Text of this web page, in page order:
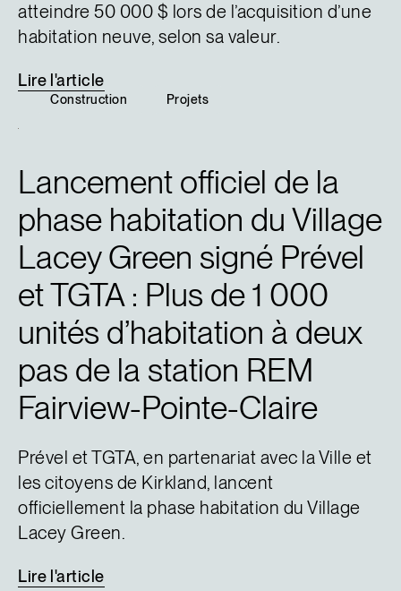
atteindre 50 000 $ lors de l’acquisition d’une
habitation neuve, selon sa valeur.
Lire l'article
Construction Projets
Lancement officiel de la
phase habitation du Village
Lacey Green signé Prével
et TGTA : Plus de 1 000
unités d’habitation à deux
pas de la station REM
Fairview-Pointe-Claire
Prével et TGTA, en partenariat avec la Ville et
les citoyens de Kirkland, lancent
officiellement la phase habitation du Village
Lacey Green.
Lire l'article